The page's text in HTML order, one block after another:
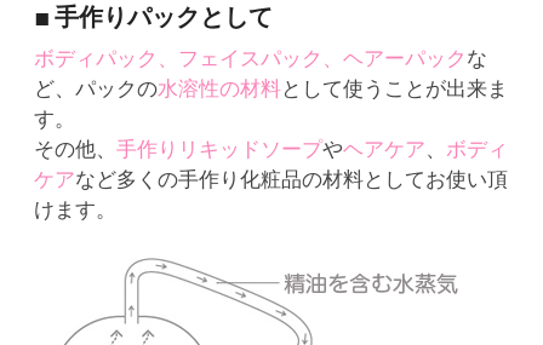
■ 手作りパックとして
ボディパック、フェイスパック、ヘアーパック な
ど、パックの水溶性の材料として使うことが出来ま
す。
その他、 手作りリキッドソープやヘアケア、 ボディ
ケアなど多くの手作り化粧品の材料としてお使い頂
けます。